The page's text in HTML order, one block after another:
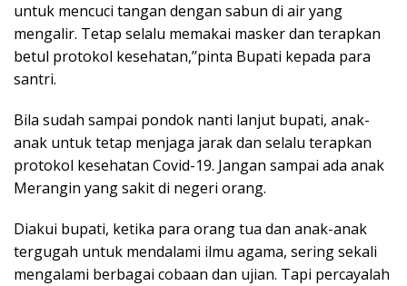
untuk mencuci tangan dengan sabun di air yang
mengalir. Tetap selalu memakai masker dan terapkan
betul protokol kesehatan,’’pinta Bupati kepada para
santri.
Bila sudah sampai pondok nanti lanjut bupati, anak-
anak untuk tetap menjaga jarak dan selalu terapkan
protokol kesehatan Covid-19. Jangan sampai ada anak
Merangin yang sakit di negeri orang.
Diakui bupati, ketika para orang tua dan anak-anak
tergugah untuk mendalami ilmu agama, sering sekali
mengalami berbagai cobaan dan ujian. Tapi percayalah